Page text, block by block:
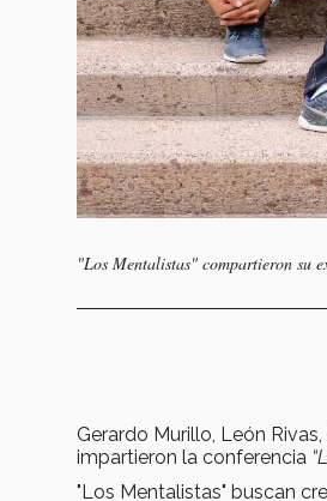
"Los Mentalistas" compartieron su
Gerardo Murillo, León
impartieron la conferencia
"Los Mentalistas" buscan